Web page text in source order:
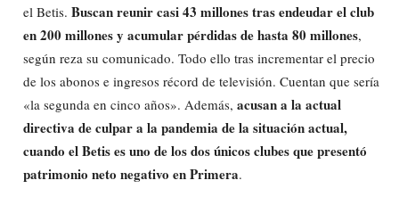
el Betis. Buscan reunir casi 43 millones tras endeudar el club
en 200 millones y acumular pérdidas de hasta 80 millones,
según reza su comunicado. Todo ello tras incrementar el precio
de los abonos e ingresos récord de televisión. Cuentan que sería
«la segunda en cinco años». Además, acusan a la actual
directiva de culpar a la pandemia de la situación actual,
cuando el Betis es uno de los dos únicos clubes que presentó
patrimonio neto negativo en Primera.